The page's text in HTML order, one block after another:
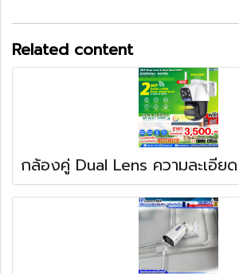
Related content
กล้องคู่ Dual Lens ความละเอีย